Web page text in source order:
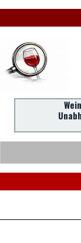
to
|
Das
Weine,
Winzer,
Header
Widget
Area